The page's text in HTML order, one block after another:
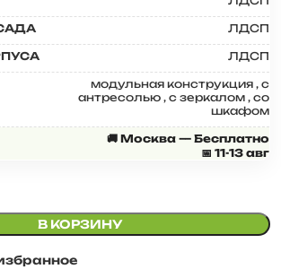
ЛДСП
ЛДСП
модульная конструкция , с
антресолью , с зеркалом , со
шкафом
🚚 Москва — Бесплатно
📅 11-13 авг
В КОРЗИНУ